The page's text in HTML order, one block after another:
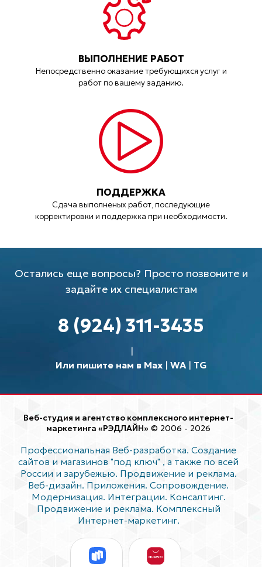
ВЫПОЛНЕНИЕ РАБОТ
Непосредственно оказание требующихся услуг и
работ по вашему заданию.
ПОДДЕРЖКА
Сдача выполненых работ, последующие
корректировки и поддержка при необходимости.
Остались еще вопросы? Просто позвоните и
задайте их специалистам
8 (924) 311-3435
Или пишите нам в Max| WA| TG
Веб-студия и агентство комплексного интернет-
маркетинга «РЭДЛАЙН» © 2006 - 2026
Профессиональная Веб-разработка. Создание
сайтов и магазинов "под ключ" , а также по всей
России и зарубежью. Продвижение и реклама.
Веб-дизайн. Приложения. Сопровождение.
Модернизация. Интеграции. Консалтинг.
Продвижение и реклама. Комплексный
Интернет-маркетинг.